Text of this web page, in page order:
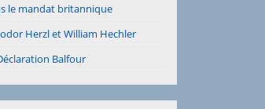
le mandat britannique
Herzl et William Hechler
Balfour